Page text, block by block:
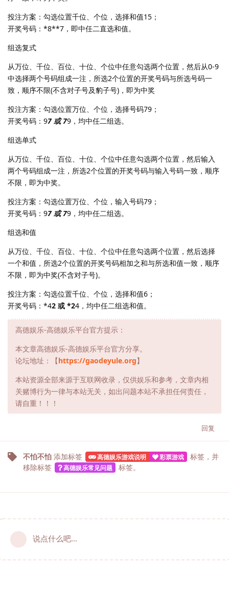
投注方案：勾选位置千位、个位，选择和值15；
开奖号码：*8**7，即中任二直选和值。
组选复式
从万位、千位、百位、十位、个位中任意勾选两个位置，然后从0-9
中选择两个号码组成一注，所选2个位置的开奖号码与所选号码一
致，顺序不限(不含对子号及豹子号)，即为中奖
投注方案：勾选位置万位、个位，选择号码79；
开奖号码：97 或 79，均中任二组选。
组选单式
从万位、千位、百位、十位、个位中任意勾选两个位置，然后输入
两个号码组成一注，所选2个位置的开奖号码与输入号码一致，顺序
不限，即为中奖。
投注方案：勾选位置万位、个位，输入号码79；
开奖号码：97 或 79，均中任二组选。
组选和值
从万位、千位、百位、十位、个位中任意勾选两个位置，然后选择
一个和值，所选2个位置的开奖号码相加之和与所选和值一致，顺序
不限，即为中奖(不含对子号)。
投注方案：勾选位置千位、个位，选择和值6；
开奖号码：*42 或 *24，均中任二组选和值。
高德娱乐-高德娱乐平台官方提示：
本文章高德娱乐-高德娱乐平台官方分享。
论坛地址：【https://gaodeyule.org】
本站资源全部来源于互联网收录，仅供娱乐和参考，文章内相
关赌博行为一律与本站无关，如出问题本站不承担任何责任，
请自重！！！
回复
不怕不怕 添加标签 高德娱乐游戏说明 彩票游戏 标签，并
移除标签
高德娱乐常见问题 标签。
说点什么吧...